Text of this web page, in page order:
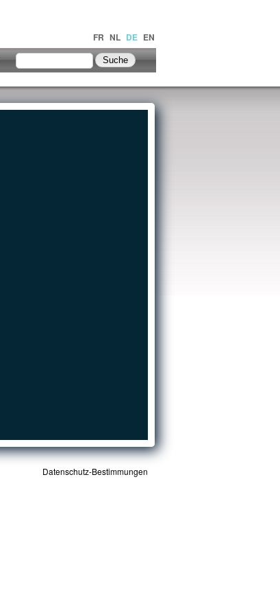
FR NL DE EN
Datenschutz-Bestimmungen